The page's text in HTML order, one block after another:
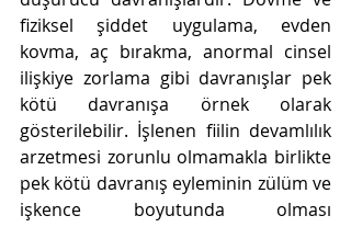
fiziksel şiddet uygulama, evden
kovma, aç bırakma, anormal cinsel
ilişkiye zorlama gibi davranışlar pek
kötü davranışa örnek olarak
gösterilebilir. İşlenen fiilin devamlılık
arzetmesi zorunlu olmamakla birlikte
pek kötü davranış eyleminin zülüm ve
işkence boyutunda olması